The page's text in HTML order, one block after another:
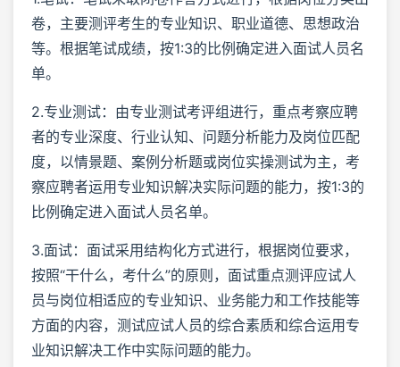
卷，主要测评考生的专业知识、职业道德、思想政治
等。根据笔试成绩，按1:3的比例确定进入面试人员名
单。
2.专业测试：由专业测试考评组进行，重点考察应聘
者的专业深度、行业认知、问题分析能力及岗位匹配
度，以情景题、案例分析题或岗位实操测试为主，考
察应聘者运用专业知识解决实际问题的能力，按1:3的
比例确定进入面试人员名单。
3.面试：面试采用结构化方式进行，根据岗位要求，
按照“干什么，考什么”的原则，面试重点测评应试人
员与岗位相适应的专业知识、业务能力和工作技能等
方面的内容，测试应试人员的综合素质和综合运用专
业知识解决工作中实际问题的能力。